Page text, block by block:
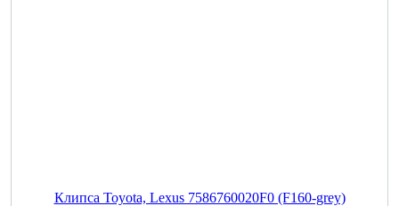
Клипса Toyota, Lexus 7586760020F0 (F160-grey)